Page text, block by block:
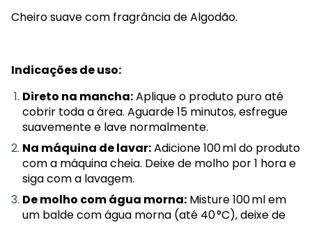
Cheiro suave com fragrância de Algodão.
Indicações de uso:
Direto na mancha:Aplique o produto puro até
cobrir toda a área. Aguarde 15 minutos, esfregue
suavemente e lave normalmente.
Na máquina de lavar:Adicione 100 ml do produto
com a máquina cheia. Deixe de molho por 1 hora e
siga com a lavagem.
De molho com água morna: Misture 100 ml em
um balde com água morna (até 40 °C), deixe de